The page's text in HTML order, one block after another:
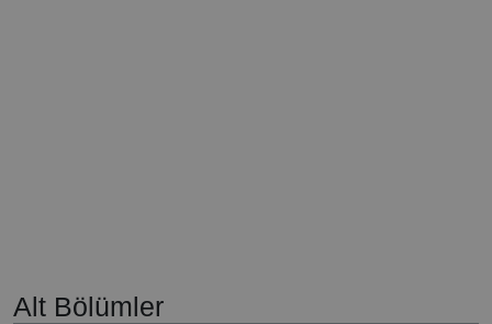
Alt Bölümler